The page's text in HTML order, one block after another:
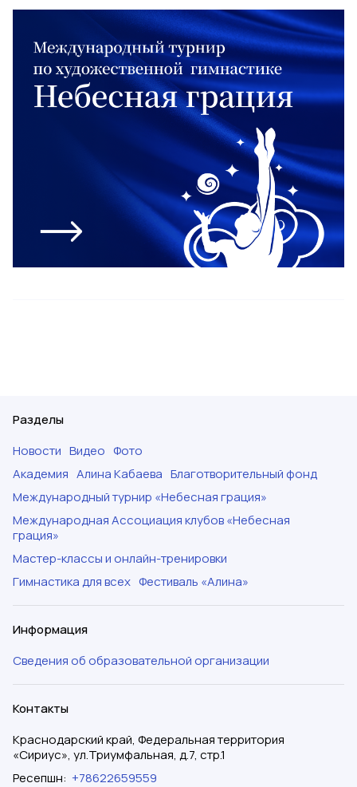
Разделы
Новости Видео Фото
Академия Алина Кабаева Благотворительный фонд
Международный турнир «Небесная грация»
Международная Ассоциация клубов «Небесная
грация»
Мастер-классы и онлайн-тренировки
Гимнастика для всех Фестиваль «Алина»
Информация
Сведения об образовательной организации
Контакты
Краснодарский край, Федеральная территория
«Сириус», ул.Триумфальная, д.7, стр.1
Ресепшн: +78622659559